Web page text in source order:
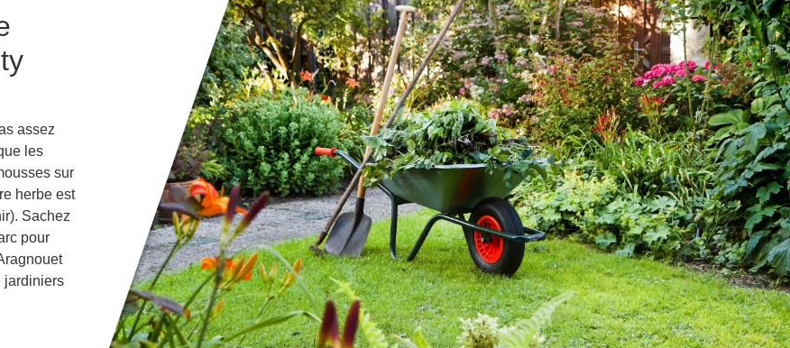
assez
les
sur
herbe est
Sachez
pour
jardiniers